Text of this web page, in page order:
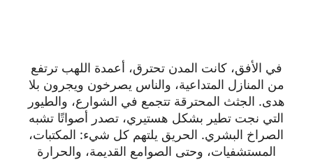
في الأفق، كانت المدن تحترق، أعمدة اللهب ترتفع
من المنازل المتداعية، والناس يصرخون ويجرون بلا
هدى. الجثث المحترقة تتجمع في الشوارع، والطيور
التي نجت تطير بشكل هستيري، تصدر أصواتًا تشبه
الصراخ البشري. الحريق يلتهم كل شيء: المكتبات،
المستشفيات، وحتى الصوامع القديمة، والحرارة